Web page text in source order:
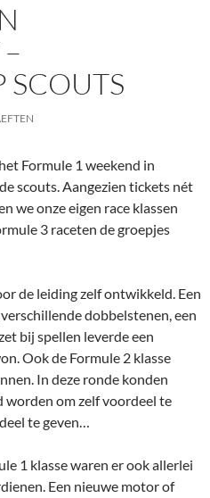
Formule 1 weekend in
scouts. Aangezien tickets nét
we onze eigen race klassen
3 raceten de groepjes
de leiding zelf ontwikkeld. Een
dobbelstenen, een
bij spellen leverde een
Ook de Formule 2 klasse
In deze ronde konden
om zelf voordeel te
te geven…
1 klasse waren er ook allerlei
Een nieuwe motor of